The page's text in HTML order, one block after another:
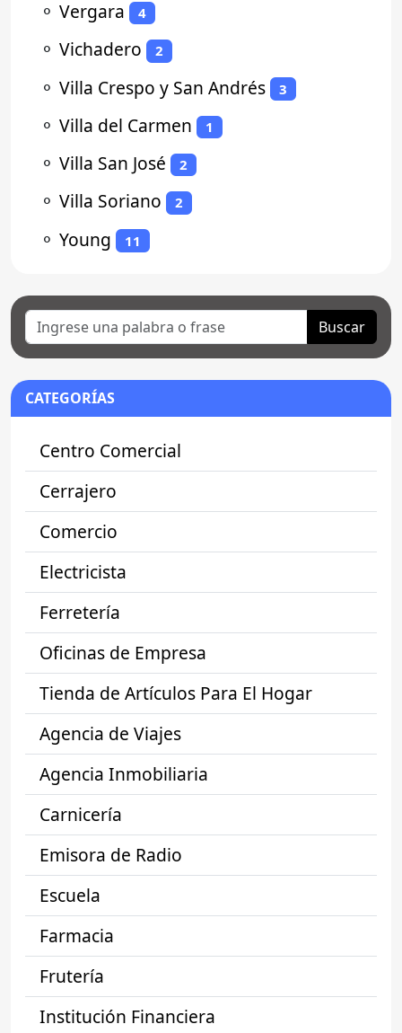
⚬ Vergara 4
⚬ Vichadero 2
⚬ Villa Crespo y San Andrés 3
⚬ Villa del Carmen 1
⚬ Villa San José 2
⚬ Villa Soriano 2
⚬ Young 11
Buscar
CATEGORÍAS
Centro Comercial
Cerrajero
Comercio
Electricista
Ferretería
Oficinas de Empresa
Tienda de Artículos Para El Hogar
Agencia de Viajes
Agencia Inmobiliaria
Carnicería
Emisora de Radio
Escuela
Farmacia
Frutería
Institución Financiera